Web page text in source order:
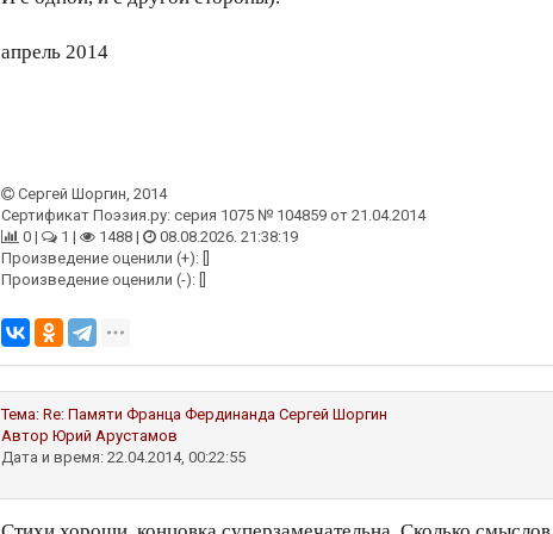
апрель 2014
Сергей Шоргин, 2014
Сертификат Поэзия.ру: серия 1075 № 104859 от 21.04.2014
0 |
1 | 1488 |
08.08.2026. 21:38:19
Произведение оценили (+): []
Произведение оценили (-): []
Тема: Re: Памяти Франца Фердинанда Сергей Шоргин
Автор Юрий Арустамов
Дата и время: 22.04.2014, 00:22:55